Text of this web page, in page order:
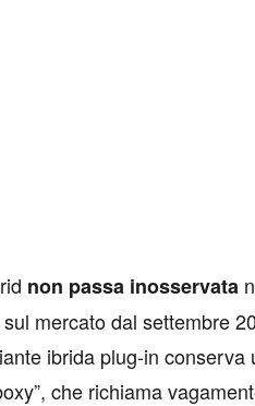
non passa inosservata
mercato dal settembre
ibrida plug-in conserva
che richiama